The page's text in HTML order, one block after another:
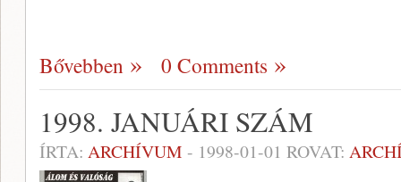
Bővebben 0 Comments
1998. JANUÁRI SZÁM
ÍRTA: ARCHÍVUM - 1998-01-01 ROVAT: